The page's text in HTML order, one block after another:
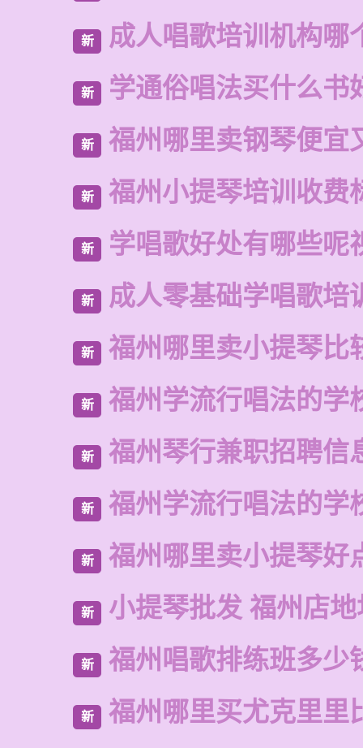
新 成人唱歌培训机构哪
新 学通俗唱法买什么书
新 福州哪里卖钢琴便宜
新 福州小提琴培训收费
新 学唱歌好处有哪些呢
新 成人零基础学唱歌培
新 福州哪里卖小提琴比
新 福州学流行唱法的学
新 福州琴行兼职招聘信
新 福州学流行唱法的学
新 福州哪里卖小提琴好
新 小提琴批发 福州店地
新 福州唱歌排练班多少
新 福州哪里买尤克里里